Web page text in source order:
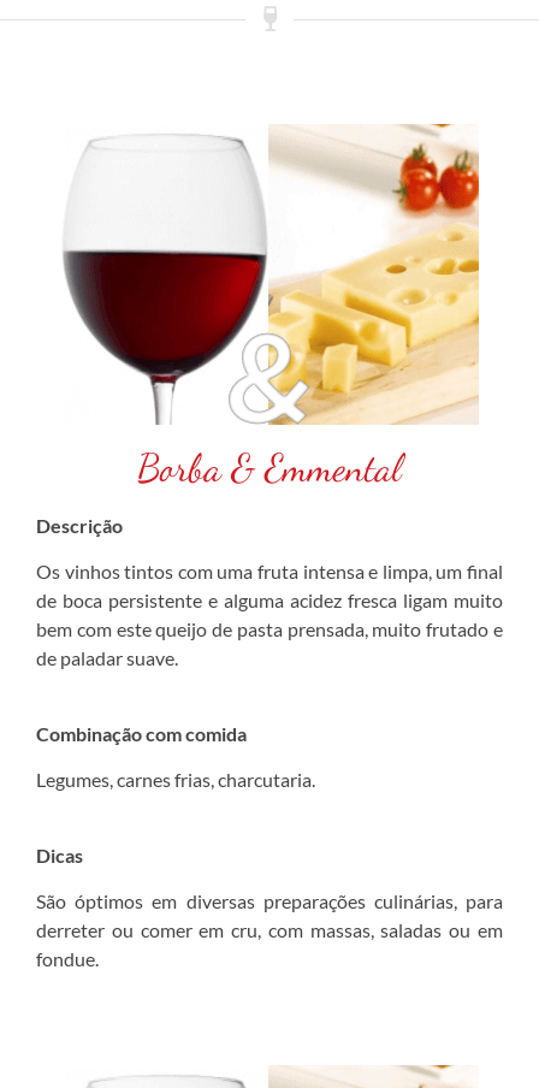
Borba & Emmental
Descrição
Os vinhos tintos com uma fruta intensa e limpa, um final
de boca persistente e alguma acidez fresca ligam muito
bem com este queijo de pasta prensada, muito frutado e
de paladar suave.
Combinação com comida
Legumes, carnes frias, charcutaria.
Dicas
São óptimos em diversas preparações culinárias, para
derreter ou comer em cru, com massas, saladas ou em
fondue.